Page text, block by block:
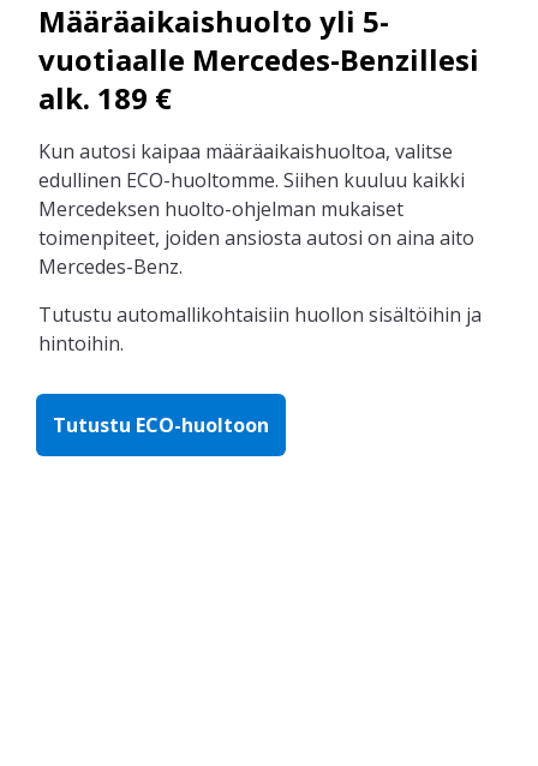
Määräaikaishuolto yli 5-
vuotiaalle Mercedes-Benzillesi
alk. 189 €
Kun autosi kaipaa määräaikaishuoltoa, valitse
edullinen ECO-huoltomme. Siihen kuuluu kaikki
Mercedeksen huolto-ohjelman mukaiset
toimenpiteet, joiden ansiosta autosi on aina aito
Mercedes-Benz.
Tutustu automallikohtaisiin huollon sisältöihin ja
hintoihin.
Tutustu ECO-huoltoon